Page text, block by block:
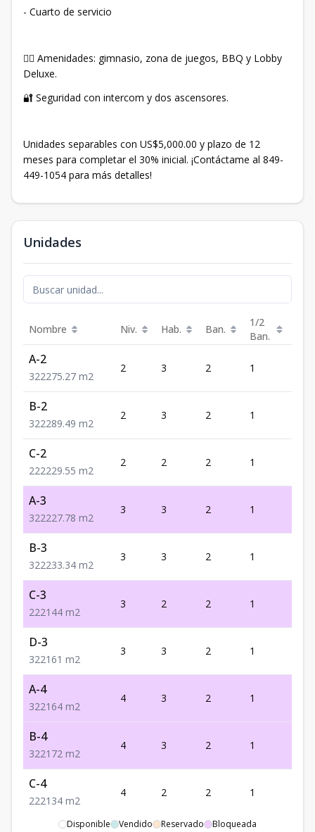
- Cuarto de servicio
🏋️‍♂️ Amenidades: gimnasio, zona de juegos, BBQ y Lobby
Deluxe.
🔐 Seguridad con intercom y dos ascensores.
Unidades separables con US$5,000.00 y plazo de 12
meses para completar el 30% inicial. ¡Contáctame al 849-
449-1054 para más detalles!
Unidades
Nombre Niv. Hab. Ban.
1/2
Ban.
A-2
322275.27 m2
2 3 2 1
B-2
322289.49 m2
2 3 2 1
C-2
222229.55 m2
2 2 2 1
A-3
322227.78 m2
3 3 2 1
B-3
322233.34 m2
3 3 2 1
C-3
222144 m2
3 2 2 1
D-3
322161 m2
3 3 2 1
A-4
322164 m2
4 3 2 1
B-4
322172 m2
4 3 2 1
C-4
222134 m2
4 2 2 1
Disponible Vendido Reservado Bloqueada